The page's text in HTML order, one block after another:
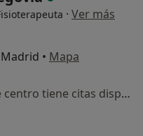
· Ver más
• Mapa
Ningún profesional de este centro tiene citas disponibles